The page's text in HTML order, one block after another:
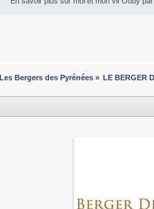
Les Bergers des Pyrénées» LE BERGER